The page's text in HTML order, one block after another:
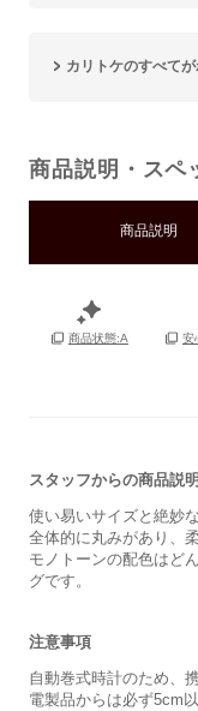
カリトケのすべて
商品説明・スペ
商品説明
商品状態:A 安
スタッフからの商品説明
使い易いサイズと絶妙
全体的に丸みがあり、
モノトーンの配色はど
グです。
注意事項
自動巻式時計のため、
電製品からは必ず5cm